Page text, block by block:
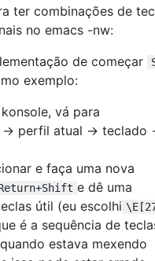
ter combinações de
no emacs -nw:
de começar
exemplo:
vá para
> perfil atual -> teclado
e faça uma nova
e dê uma
útil (eu escolhi
é a sequência de
estava mexendo